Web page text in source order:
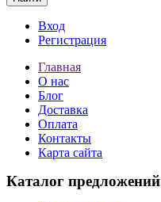
Вход
Регистрация
Главная
О нас
Блог
Доставка
Оплата
Контакты
Карта сайта
Каталог предложений